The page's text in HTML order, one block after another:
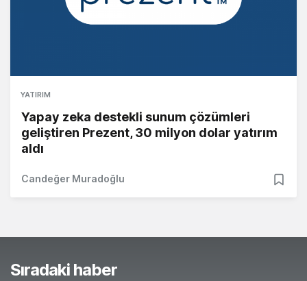
YATIRIM
Yapay zeka destekli sunum çözümleri
geliştiren Prezent, 30 milyon dolar yatırım
aldı
Candeğer Muradoğlu
Sıradaki haber